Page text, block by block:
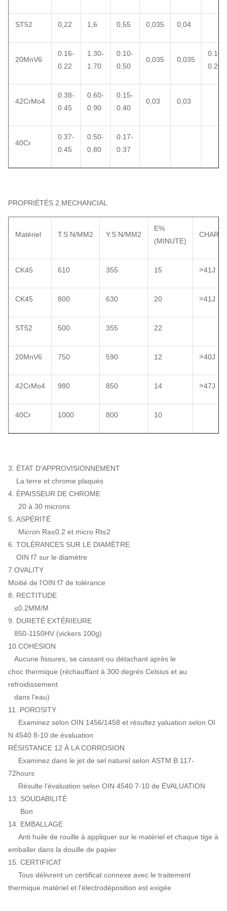
ST52 0,22 1,6 0,55 0,035 0,04
20MnV6
0.16-
0.22
1.30-
1.70
0.10-
0.50
0,035 0,035
0.10-
0.20
42CrMo4
0.38-
0.45
0.60-
0.90
0.15-
0.40
0,03 0,03
40Cr
0.37-
0.45
0.50-
0.80
0.17-
0.37
PROPRIÉTÉS 2.MECHANCIAL
Matériel T.S N/MM2 Y.S N/MM2
E%
(MINUTE)
CK45 610 355 15 >41J
CK45 800 630 20 >41J
ST52 500 355 22
20MnV6 750 590 12 >40J
42CrMo4 980 850 14 >47J
40Cr 1000 800 10
3. ÉTAT D'APPROVISIONNEMENT
La terre et chrome plaqués
4. ÉPAISSEUR DE CHROME
20 à 30 microns
5. ASPÉRITÉ
Micron Ra≤0.2 et micro Rt≤2
6. TOLÉRANCES SUR LE DIAMÈTRE
OIN f7 sur le diamètre
7.OVALITY
Moitié de l'OIN f7 de tolérance
8. RECTITUDE
≤0.2MM/M
9. DURETÉ EXTÉRIEURE
850-1150HV (vickers 100g)
10.COHESION
Aucune fissures, se cassant ou détachant après le
choc thermique (réchauffant à 300 degrés Celsius et au
refroidissement
dans l'eau)
11 .POROSITY
Examinez selon OIN 1456/1458 et résultez yaluation selon OI
N 4540 8-10 de évaluation
RÉSISTANCE 12 À LA CORROSION
Examinez dans le jet de sel naturel selon ASTM B 117-
72hours
Résulte l'évaluation selon OIN 4540 7-10 de ÉVALUATION
13. SOUDABILITÉ
Bon
14. EMBALLAGE
Anti huile de rouille à appliquer sur le matériel et chaque tige à
emballer dans la douille de papier
15. CERTIFICAT
Tous délivrent un certificat connexe avec le traitement
thermique matériel et l'électrodéposition est exigée